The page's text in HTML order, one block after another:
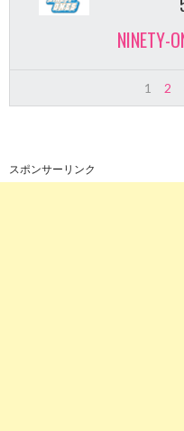
NINETY-
1 2
スポンサーリンク